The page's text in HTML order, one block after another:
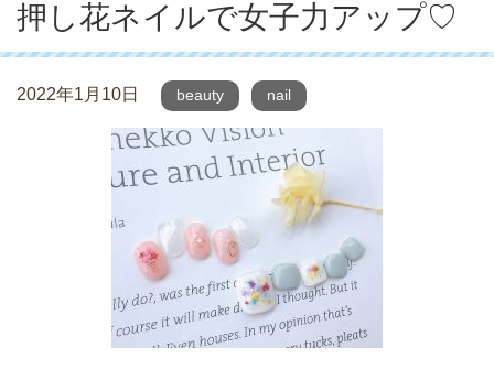
押し花ネイルで女子力アップ♡
2022年1月10日 beauty nail